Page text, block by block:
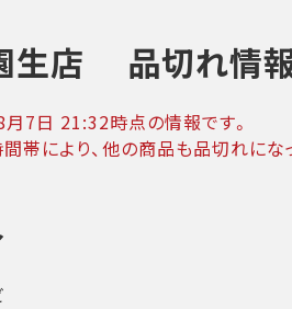
生店 品切れ情
月7日 21:32時点の情報です。
帯により、他の商品も品切れにな